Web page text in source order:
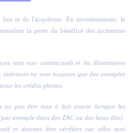
et de l'acquéreur. En investissement, le
la perte du bénéfice des incitations
sont non contractuels et les illustrations
ne sont toujours que des exemples
les crédits photos.
ne pas être tout à fait exacte lorsque les
exemple dans des ZAC ou des lieux-dits).
et doivent être vérifiées car elles sont